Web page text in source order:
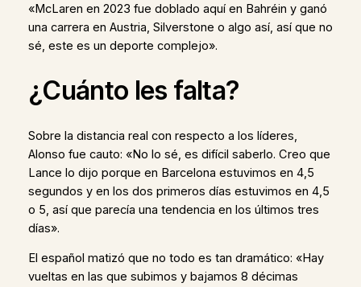
«McLaren en 2023 fue doblado aquí en Bahréin y ganó
una carrera en Austria, Silverstone o algo así, así que no
sé, este es un deporte complejo».
¿Cuánto les falta?
Sobre la distancia real con respecto a los líderes,
Alonso fue cauto: «No lo sé, es difícil saberlo. Creo que
Lance lo dijo porque en Barcelona estuvimos en 4,5
segundos y en los dos primeros días estuvimos en 4,5
o 5, así que parecía una tendencia en los últimos tres
días».
El español matizó que no todo es tan dramático: «Hay
vueltas en las que subimos y bajamos 8 décimas